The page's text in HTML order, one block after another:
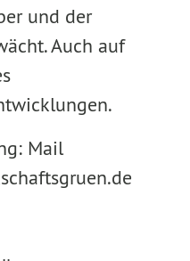
und der
Auch auf
Mail